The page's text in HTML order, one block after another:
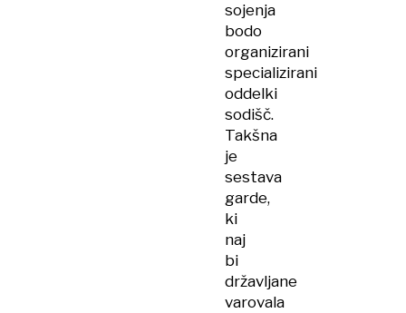
sojenja
bodo
organizirani
specializirani
oddelki
sodišč.
Takšna
je
sestava
garde,
ki
naj
bi
državljane
varovala